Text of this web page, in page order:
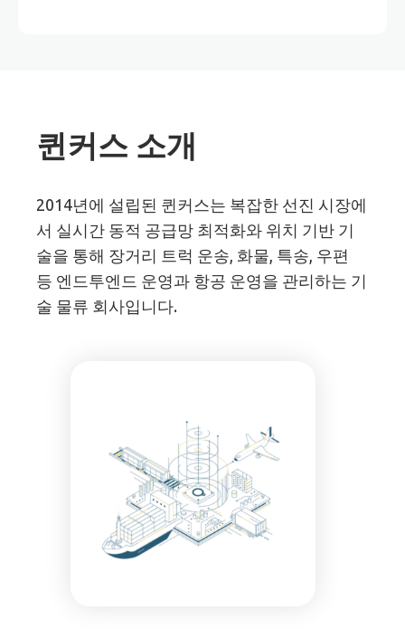
퀸커스 소개
2014년에 설립된 퀸커스는 복잡한 선진 시장에
서 실시간 동적 공급망 최적화와 위치 기반 기
술을 통해 장거리 트럭 운송, 화물, 특송, 우편
등 엔드투엔드 운영과 항공 운영을 관리하는 기
술 물류 회사입니다.